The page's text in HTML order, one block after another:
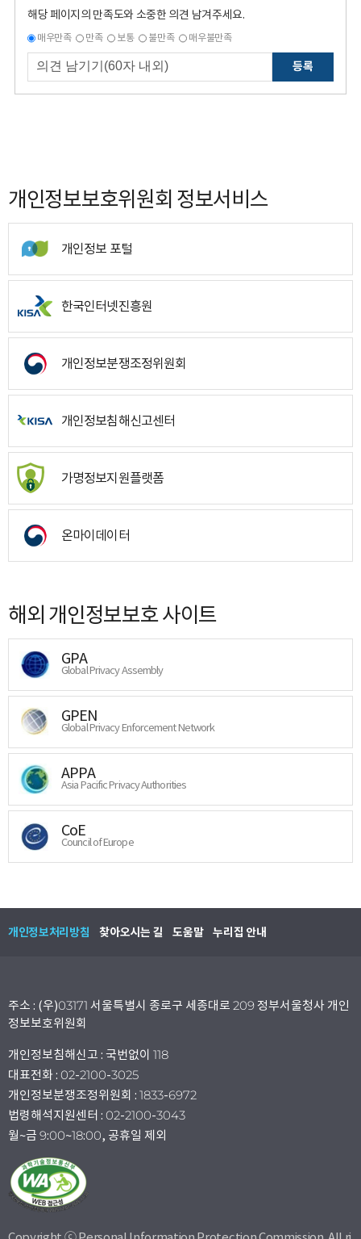
해당 페이지의 만족도와 소중한 의견 남겨주세요.
매우만족 만족 보통 불만족 매우불만족
등록
개인정보보호위원회 정보서비스
개인정보 포털
한국인터넷진흥원
개인정보분쟁조정위원회
개인정보침해신고센터
가명정보지원플랫폼
온마이데이터
해외 개인정보보호 사이트
GPA
Global Privacy Assembly
GPEN
Global Privacy Enforcement Network
APPA
Asia Pacific Privacy Authorities
CoE
Council of Europe
개인정보처리방침 찾아오시는 길 도움말 누리집 안내
주소 : (우)03171 서울특별시 종로구 세종대로 209 정부서울청사 개인
정보보호위원회
개인정보침해신고 : 국번없이 118
대표전화 : 02-2100-3025
개인정보분쟁조정위원회 : 1833-6972
법령해석지원센터 : 02-2100-3043
월~금 9:00~18:00, 공휴일 제외